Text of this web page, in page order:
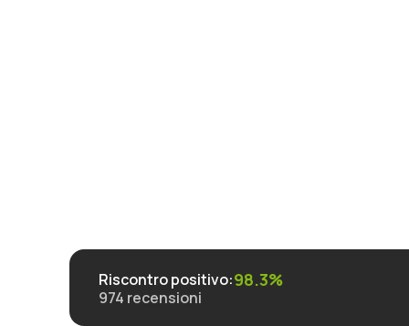
Riscontro positivo:98.3%
974 recensioni